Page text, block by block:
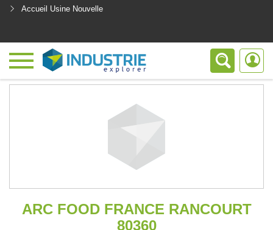
Accueil Usine Nouvelle
ARC FOOD FRANCE RANCOURT
80360